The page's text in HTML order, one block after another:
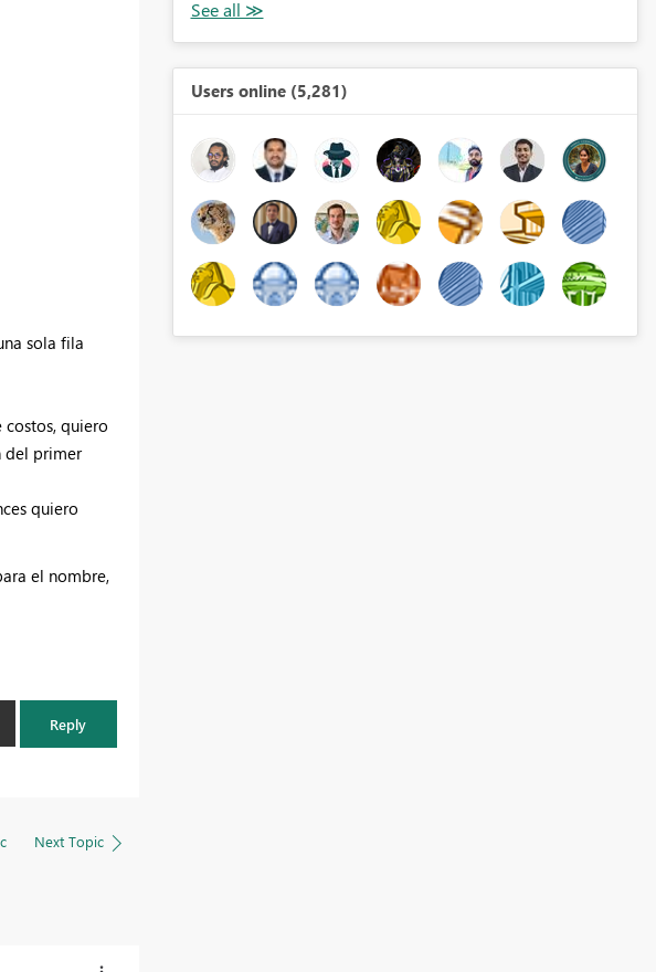
sola fila
quiero
del primer
quiero
el nombre,
Reply
Next Topic
Users online (5,281)